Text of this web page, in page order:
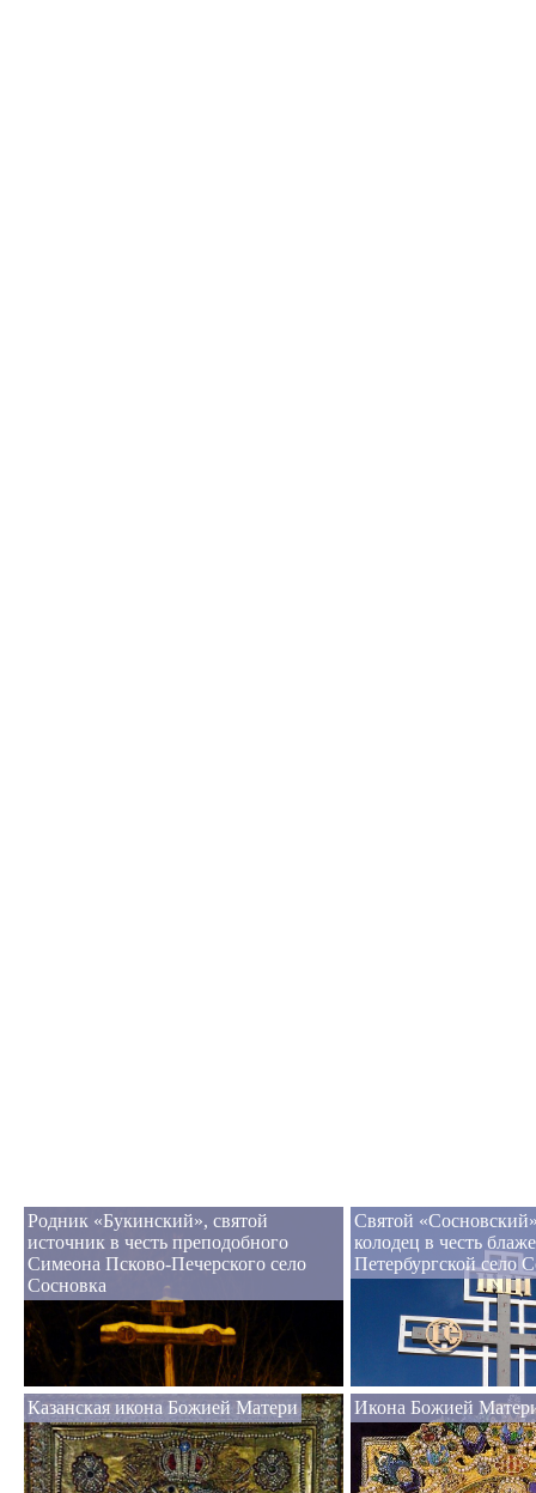
Родник «Букинский», святой
источник в честь преподобного
Симеона Псково-Печерского село
Сосновка
Святой
колодец в честь
Петербургской село
Казанская икона Божией Матери Икона Божией